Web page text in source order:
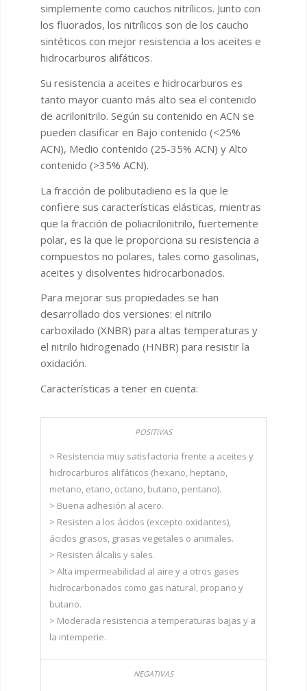
simplemente como cauchos nitrílicos. Junto con
los fluorados, los nitrílicos son de los caucho
sintéticos con mejor resistencia a los aceites e
hidrocarburos alifáticos.
Su resistencia a aceites e hidrocarburos es
tanto mayor cuanto más alto sea el contenido
de acrilonitrilo. Según su contenido en ACN se
pueden clasificar en Bajo contenido (<25%
ACN), Medio contenido (25-35% ACN) y Alto
contenido (>35% ACN).
La fracción de polibutadieno es la que le
confiere sus características elásticas, mientras
que la fracción de poliacrilonitrilo, fuertemente
polar, es la que le proporciona su resistencia a
compuestos no polares, tales como gasolinas,
aceites y disolventes hidrocarbonados.
Para mejorar sus propiedades se han
desarrollado dos versiones: el nitrilo
carboxilado (XNBR) para altas temperaturas y
el nitrilo hidrogenado (HNBR) para resistir la
oxidación.
Características a tener en cuenta:
> Resistencia muy satisfactoria frente a aceites y
hidrocarburos alifáticos (hexano, heptano,
metano, etano, octano, butano, pentano).
> Buena adhesión al acero.
> Resisten a los ácidos (excepto oxidantes),
ácidos grasos, grasas vegetales o animales.
> Resisten álcalis y sales.
> Alta impermeabilidad al aire y a otros gases
hidrocarbonados como gas natural, propano y
butano.
> Moderada resistencia a temperaturas bajas y a
la intemperie.